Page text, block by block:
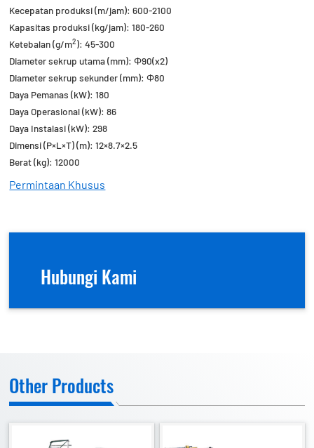
Kecepatan produksi (m/jam): 600-2100
Kapasitas produksi (kg/jam): 180-260
Ketebalan (g/m2): 45-300
Diameter sekrup utama (mm): Φ90(x2)
Diameter sekrup sekunder (mm): Φ80
Daya Pemanas (kW): 180
Daya Operasional (kW): 86
Daya Instalasi (kW): 298
Dimensi (P×L×T) (m): 12×8.7×2.5
Berat (kg): 12000
Permintaan Khusus
Hubungi Kami
Other Products